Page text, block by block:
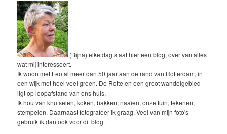
(Bijna) elke dag staat hier een blog, over van alles
wat mij interesseert.
Ik woon met Leo al meer dan 50 jaar aan de rand van Rotterdam, in
een wijk met heel veel groen. De Rotte en een groot wandelgebied
ligt op loopafstand van ons huis.
Ik hou van knutselen, koken, bakken, naaien, onze tuin, tekenen,
stempelen. Daarnaast fotografeer ik graag. Veel van mijn foto's
gebruik ik dan ook voor dit blog.